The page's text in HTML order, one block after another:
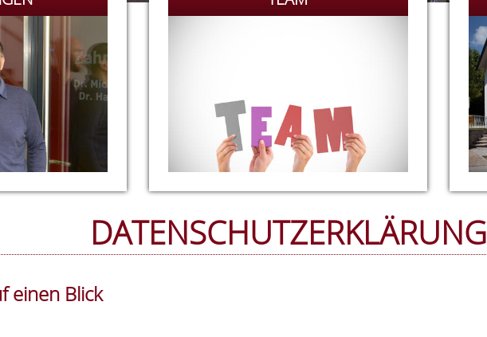
DATENSCHUTZERKLÄRUNG
einen Blick